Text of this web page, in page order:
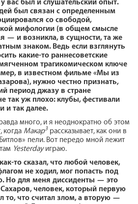
вас был и слушательский опыт.
был связан с определенным
со свободой,
мифологии (в общем смысле
— и возникла, в сущности, та же
знаком. Ведь если взглянуть
какие-то раннесоветские
трагикомическом ключе
в известном фильме «Мы из
нужно честно признать,
период джазу в стране
так уж плохо: клубы, фестивали
и так далее.
много, и я неоднократно об этом
когда Макар3 рассказывает, как они в
пели. Вот передо мной лежит
Yesterdayиграю.
то сказал, что любой человек,
не ходил, мог попасть под
Но для меня диссиденты — это
человек, который первую
то, что считал злом, а вторую —